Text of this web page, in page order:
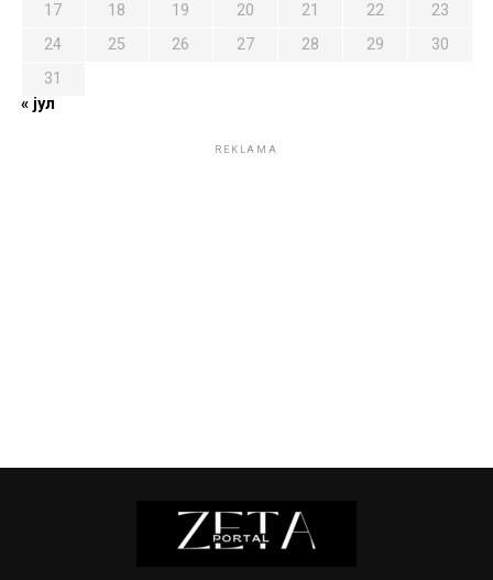
17
18 19 20 21 22
23
24
25 26 27 28 29
30
31
« јул
REKLAMA